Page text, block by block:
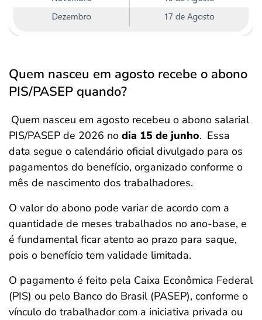
Quem nasceu em agosto recebe o abono
PIS/PASEP quando?
Quem nasceu em agosto recebeu o abono salarial
PIS/PASEP de 2026 no dia 15 de junho. Essa
data segue o calendário oficial divulgado para os
pagamentos do benefício, organizado conforme o
mês de nascimento dos trabalhadores.
O valor do abono pode variar de acordo com a
quantidade de meses trabalhados no ano-base, e
é fundamental ficar atento ao prazo para saque,
pois o benefício tem validade limitada.
O pagamento é feito pela Caixa Econômica Federal
(PIS) ou pelo Banco do Brasil (PASEP), conforme o
vínculo do trabalhador com a iniciativa privada ou